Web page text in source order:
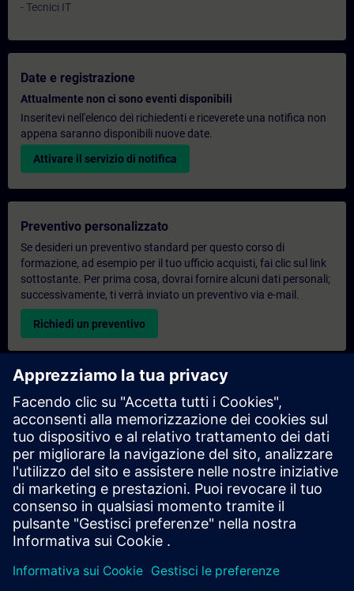
- Tecnici IT
Date e registrazione
Attualmente non ci sono eventi disponibili
Inseritevi nell'elenco dei richiedenti e riceverete una notifica non
appena saranno disponibili nuove date.
Attivare il servizio di notifica
Preventivo personalizzato
Se desideri un preventivo standard per questo corso di
formazione, ad esempio per il tuo ufficio acquisti, fai clic sul link
sottostante. Per prima cosa, dovrai fornire alcuni dati personali;
successivamente, ti verrà inviato un preventivo via e-mail.
Richiedi un preventivo
Richiesta di informazioni su corsi di formazione
esclusivi
Compila il modulo di richiesta sottostante se hai bisogno di un
preventivo per un corso di formazione esclusivo in sede,
virtualmente o presso il nostro centro di formazione SITRAIN.
Questo tipo di richiesta è adatto a gruppi più numerosi (da 6
persone in su). Dopo aver fornito i tuoi dati di contatto e le tue
esigenze formative, riceverai un preventivo da parte nostra.
Richiedi un preventivo esclusivo